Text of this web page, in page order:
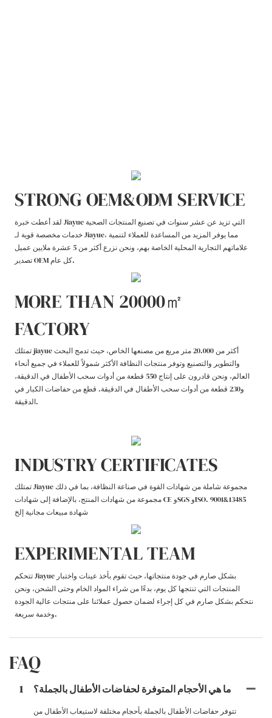
STRONG OEM&ODM SERVICE
لقد أعطت خبرة Jiayue التي تزيد عن عشر سنوات في تصنيع المنتجات الصحية
خدمات مخصصة قوية لـ Jiayue، مما يوفر المزيد من المساعدة للعملاء لتنمية
علاماتهم التجارية المحلية الخاصة بهم، ونحن نزرع أكثر من 5 عشرة ملايين عميل
تصدير OEM كل عام.
MORE THAN 20000㎡
FACTORY
تمتلك jiayue أكثر من 20.000 متر مربع من مصنعها الخاص، حيث تدمج البحث
والتطوير والتصنيع وتوفر منتجات النظافة الأكثر شمولاً للعملاء في جميع أنحاء
العالم، ونحن قادرون على إنتاج 550 قطعة من أدوات سحب الأطفال في الدقيقة،
و230 قطعة من أدوات سحب الأطفال في الدقيقة. قطع من حفاضات الكبار في
الدقيقة.
INDUSTRY CERTIFICATES
تمتلك Jiayue مجموعة شاملة من شهادات القوة في صناعة النظافة، بما في ذلك
مجموعة من شهادات المنتج، بالإضافة إلى شهادات CE وSGS وISO. 9001&13485
EXPERIMENTAL TEAM
تتحكم Jiayue بشكل صارم في جودة منتجاتها، حيث تقوم بأخذ عينات واختبار
المنتجات التي تنتجها كل يوم، بدءًا من شراء المواد الخام وحتى الشحن، ونحن
نتحكم بشكل صارم في كل إجراء لضمان حصول عملائنا على منتجات عالية الجودة
وخدمة سريعة.
FAQ
1 ما هي الأحجام المتوفرة لحفاضات الأطفال بالجملة؟
تتوفر حفاضات الأطفال بالجملة بأحجام مختلفة لاستيعاب الأطفال من